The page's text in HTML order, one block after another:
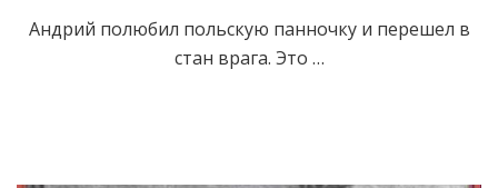
Андрий полюбил польскую панночку и перешел в
стан врага. Это …